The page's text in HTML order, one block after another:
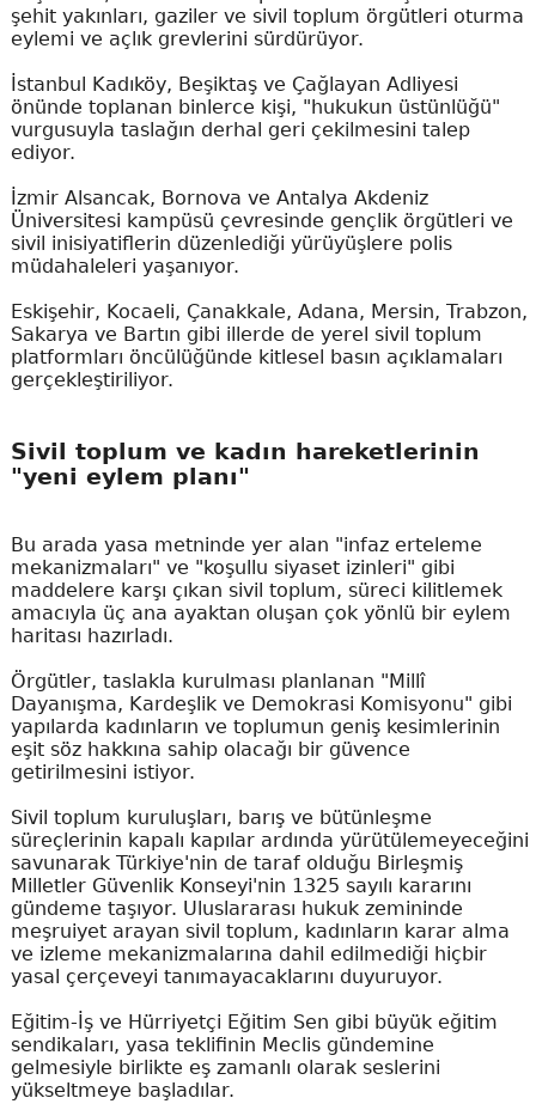
şehit yakınları, gaziler ve sivil toplum örgütleri oturma
eylemi ve açlık grevlerini sürdürüyor.
İstanbul Kadıköy, Beşiktaş ve Çağlayan Adliyesi
önünde toplanan binlerce kişi, "hukukun üstünlüğü"
vurgusuyla taslağın derhal geri çekilmesini talep
ediyor.
İzmir Alsancak, Bornova ve Antalya Akdeniz
Üniversitesi kampüsü çevresinde gençlik örgütleri ve
sivil inisiyatiflerin düzenlediği yürüyüşlere polis
müdahaleleri yaşanıyor.
Eskişehir, Kocaeli, Çanakkale, Adana, Mersin, Trabzon,
Sakarya ve Bartın gibi illerde de yerel sivil toplum
platformları öncülüğünde kitlesel basın açıklamaları
gerçekleştiriliyor.
Sivil toplum ve kadın hareketlerinin
"yeni eylem planı"
Bu arada yasa metninde yer alan "infaz erteleme
mekanizmaları" ve "koşullu siyaset izinleri" gibi
maddelere karşı çıkan sivil toplum, süreci kilitlemek
amacıyla üç ana ayaktan oluşan çok yönlü bir eylem
haritası hazırladı.
Örgütler, taslakla kurulması planlanan "Millî
Dayanışma, Kardeşlik ve Demokrasi Komisyonu" gibi
yapılarda kadınların ve toplumun geniş kesimlerinin
eşit söz hakkına sahip olacağı bir güvence
getirilmesini istiyor.
Sivil toplum kuruluşları, barış ve bütünleşme
süreçlerinin kapalı kapılar ardında yürütülemeyeceğini
savunarak Türkiye'nin de taraf olduğu Birleşmiş
Milletler Güvenlik Konseyi'nin 1325 sayılı kararını
gündeme taşıyor. Uluslararası hukuk zemininde
meşruiyet arayan sivil toplum, kadınların karar alma
ve izleme mekanizmalarına dahil edilmediği hiçbir
yasal çerçeveyi tanımayacaklarını duyuruyor.
Eğitim-İş ve Hürriyetçi Eğitim Sen gibi büyük eğitim
sendikaları, yasa teklifinin Meclis gündemine
gelmesiyle birlikte eş zamanlı olarak seslerini
yükseltmeye başladılar.